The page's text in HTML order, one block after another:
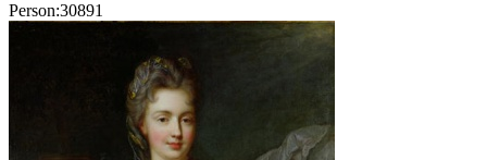
Person:30891